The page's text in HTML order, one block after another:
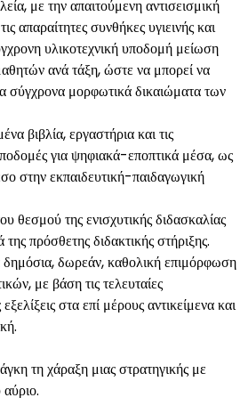
με την απαιτούμενη αντισεισμική
απαραίτητες συνθήκες υγιεινής και
υλικοτεχνική υποδομή μείωση
ανά τάξη, ώστε να μπορεί να
σύγχρονα μορφωτικά δικαιώματα των
βιβλία, εργαστήρια και τις
για ψηφιακά-εποπτικά μέσα, ως
στην εκπαιδευτική-παιδαγωγική
θεσμού της ενισχυτικής διδασκαλίας
πρόσθετης διδακτικής στήριξης.
δημόσια, δωρεάν, καθολική επιμόρφωση
με βάση τις τελευταίες
στα επί μέρους αντικείμενα και
τη χάραξη μιας στρατηγικής με